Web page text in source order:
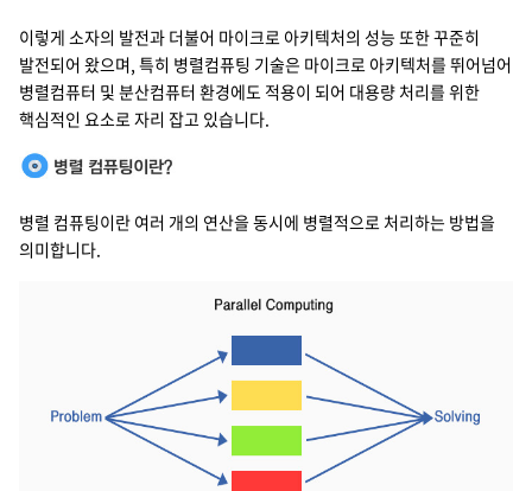
이렇게 소자의 발전과 더불어 마이크로 아키텍처의 성능 또한 꾸준히
발전되어 왔으며, 특히 병렬컴퓨팅 기술은 마이크로 아키텍처를 뛰어넘어
병렬컴퓨터 및 분산컴퓨터 환경에도 적용이 되어 대용량 처리를 위한
핵심적인 요소로 자리 잡고 있습니다.
병렬 컴퓨팅이란 여러 개의 연산을 동시에 병렬적으로 처리하는 방법을
의미합니다.